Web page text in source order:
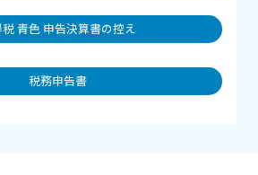
青色 申告決算書の控え
税務申告書